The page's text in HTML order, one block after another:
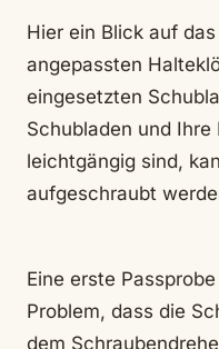
Hier ein Blick auf
angepassten
eingesetzten
Schubladen und
leichtgängig sind,
aufgeschraubt
Eine erste
Problem, dass die
dem